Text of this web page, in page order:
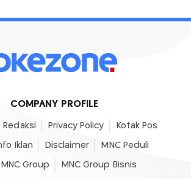
COMPANY PROFILE
Redaksi Privacy Policy Kotak Pos
Iklan Disclaimer MNC Peduli
Group MNC Group Bisnis